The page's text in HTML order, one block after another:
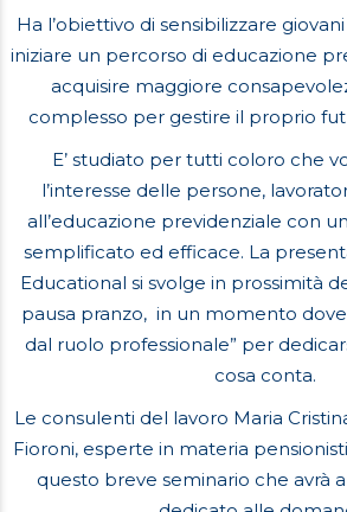
Ha l’obiettivo di sensibilizzare
iniziare un percorso di educazione
acquisire maggiore
complesso per gestire il proprio
E’ studiato per tutti coloro che
l’interesse delle persone,
all’educazione previdenziale con
semplificato ed efficace. La
Educational si svolge in prossimità
pausa pranzo, in un momento dove
dal ruolo professionale” per
cosa conta.
Le consulenti del lavoro Maria
Fioroni, esperte in materia
questo breve seminario che avrà